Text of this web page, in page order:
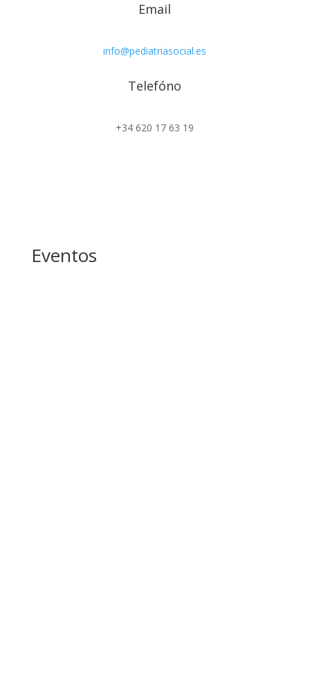
Email
info@pediatriasocial.es
Telefóno
+34 620 17 63 19
Eventos